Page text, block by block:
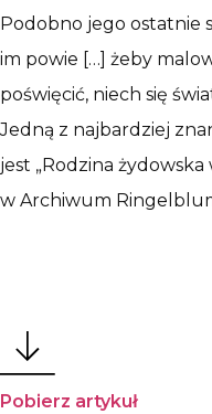
Podobno jego ostatnie
im powie […] żeby
poświęcić, niech się
Jedną z najbardziej
jest „Rodzina żydowska
w Archiwum
Pobierz artykuł